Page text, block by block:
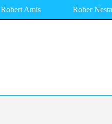
Robert Amis Rober Nesta